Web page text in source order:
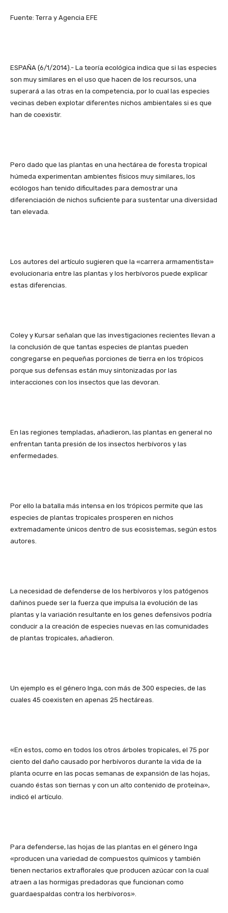
Fuente: Terra y Agencia EFE
ESPAÑA (6/1/2014).- La teoría ecológica indica que si las especies
son muy similares en el uso que hacen de los recursos, una
superará a las otras en la competencia, por lo cual las especies
vecinas deben explotar diferentes nichos ambientales si es que
han de coexistir.
Pero dado que las plantas en una hectárea de foresta tropical
húmeda experimentan ambientes físicos muy similares, los
ecólogos han tenido dificultades para demostrar una
diferenciación de nichos suficiente para sustentar una diversidad
tan elevada.
Los autores del artículo sugieren que la «carrera armamentista»
evolucionaria entre las plantas y los herbívoros puede explicar
estas diferencias.
Coley y Kursar señalan que las investigaciones recientes llevan a
la conclusión de que tantas especies de plantas pueden
congregarse en pequeñas porciones de tierra en los trópicos
porque sus defensas están muy sintonizadas por las
interacciones con los insectos que las devoran.
En las regiones templadas, añadieron, las plantas en general no
enfrentan tanta presión de los insectos herbívoros y las
enfermedades.
Por ello la batalla más intensa en los trópicos permite que las
especies de plantas tropicales prosperen en nichos
extremadamente únicos dentro de sus ecosistemas, según estos
autores.
La necesidad de defenderse de los herbívoros y los patógenos
dañinos puede ser la fuerza que impulsa la evolución de las
plantas y la variación resultante en los genes defensivos podría
conducir a la creación de especies nuevas en las comunidades
de plantas tropicales, añadieron.
Un ejemplo es el género Inga, con más de 300 especies, de las
cuales 45 coexisten en apenas 25 hectáreas.
«En estos, como en todos los otros árboles tropicales, el 75 por
ciento del daño causado por herbívoros durante la vida de la
planta ocurre en las pocas semanas de expansión de las hojas,
cuando éstas son tiernas y con un alto contenido de proteína»,
indicó el artículo.
Para defenderse, las hojas de las plantas en el género Inga
«producen una variedad de compuestos químicos y también
tienen nectarios extraflorales que producen azúcar con la cual
atraen a las hormigas predadoras que funcionan como
guardaespaldas contra los herbívoros».